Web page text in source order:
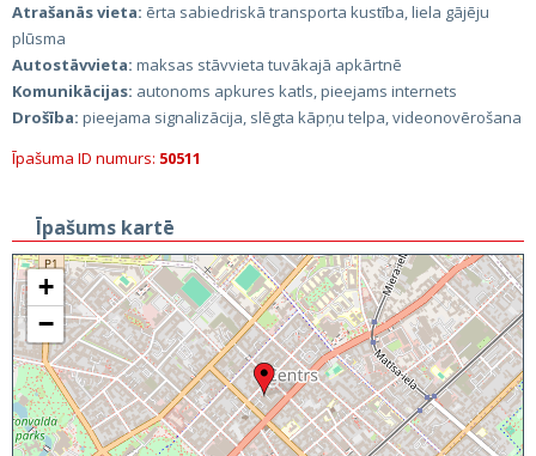
Atrašanās vieta: ērta sabiedriskā transporta kustība, liela gājēju
plūsma
Autostāvvieta: maksas stāvvieta tuvākajā apkārtnē
Komunikācijas: autonoms apkures katls, pieejams internets
Drošība: pieejama signalizācija, slēgta kāpņu telpa, videonovērošana
Īpašuma ID numurs: 50511
Īpašums kartē
+
−